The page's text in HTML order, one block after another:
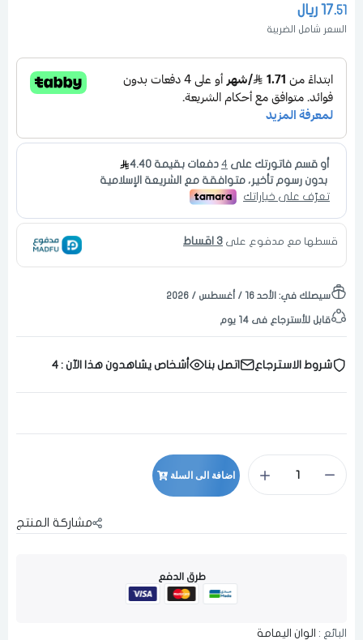
17.51 ريال
السعر شامل الضريبة
قسطها مع مدفوع على 3 اقساط
سيصلك في: الأحد ١٦ / أغسطس / ٢٠٢٦
قابل للأسترجاع فى 14 يوم
شروط الاسترجاع اتصل بنا أشخاص يشاهدون هذا الآن : 4
اضافة الى السلة
مشاركة المنتج
طرق الدفع
البائع : الوان اليمامة